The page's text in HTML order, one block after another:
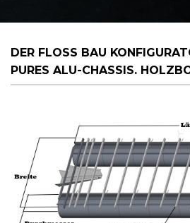
DER FLOSS BAU
PURES ALU-CHASSIS.